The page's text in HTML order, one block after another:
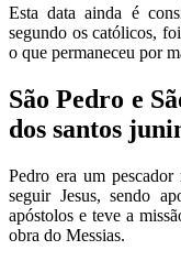
Esta data ainda é
segundo os católicos,
o que permaneceu por
São Pedro e
dos santos
Pedro era um
seguir Jesus, sendo
apóstolos e teve a
obra do Messias.